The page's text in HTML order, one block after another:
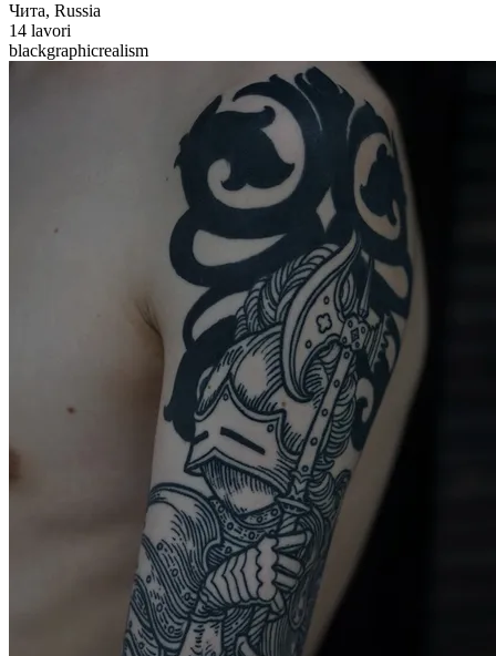
Чита, Russia
14 lavori
blackgraphicrealism